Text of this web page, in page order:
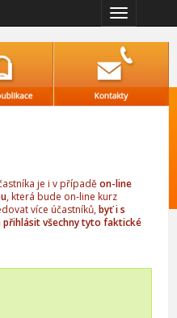
Přepnout
navigaci
je i v případěon-line
, která bude on-line kurz
více účastníků,byť i s
všechny tyto faktické